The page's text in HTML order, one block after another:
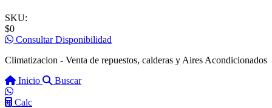
SKU:
$0
Consultar Disponibilidad
Climatizacion - Venta de repuestos, calderas y Aires Acondicionados
Inicio
Buscar
Calc